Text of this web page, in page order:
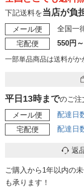
下記送料を当店が負
メール便
全国一
宅配便
550円～
一部単品商品は送料がか
平日13時までのご注
メール便
配達日
宅配便
配達日
返
ご購入から1年以内の
も承ります！